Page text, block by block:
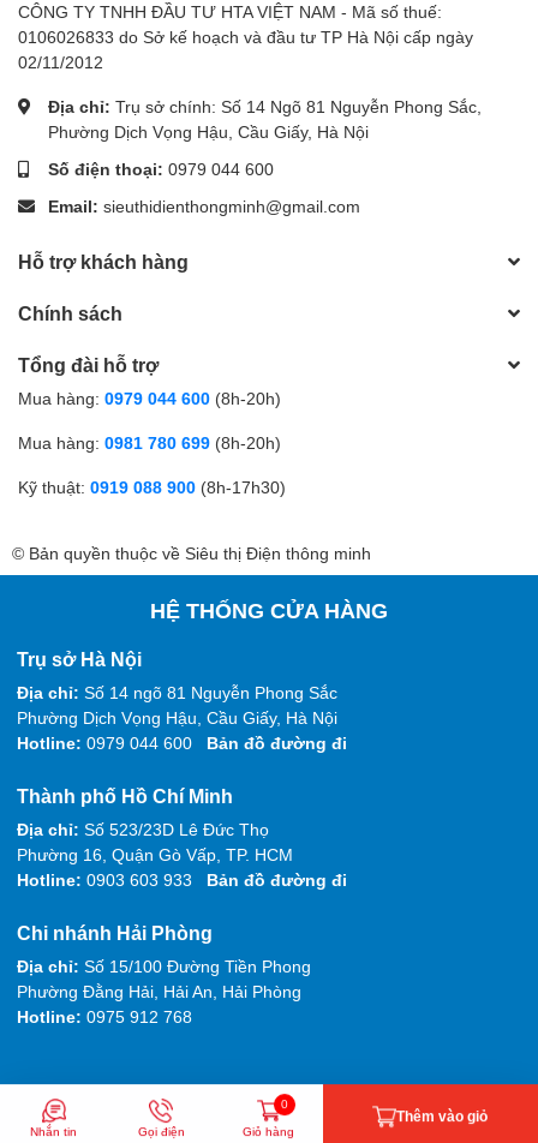
CÔNG TY TNHH ĐẦU TƯ HTA VIỆT NAM - Mã số thuế:
0106026833 do Sở kế hoạch và đầu tư TP Hà Nội cấp ngày
02/11/2012
Địa chỉ: Trụ sở chính: Số 14 Ngõ 81 Nguyễn Phong Sắc,
Phường Dịch Vọng Hậu, Cầu Giấy, Hà Nội
Số điện thoại: 0979 044 600
Email: sieuthidienthongminh@gmail.com
Hỗ trợ khách hàng
Chính sách
Tổng đài hỗ trợ
Mua hàng: 0979 044 600 (8h-20h)
Mua hàng: 0981 780 699 (8h-20h)
Kỹ thuật: 0919 088 900 (8h-17h30)
© Bản quyền thuộc về Siêu thị Điện thông minh
HỆ THỐNG CỬA HÀNG
Trụ sở Hà Nội
Địa chỉ: Số 14 ngõ 81 Nguyễn Phong Sắc
Phường Dịch Vọng Hậu, Cầu Giấy, Hà Nội
Hotline: 0979 044 600 Bản đồ đường đi
Thành phố Hồ Chí Minh
Địa chỉ: Số 523/23D Lê Đức Thọ
Phường 16, Quận Gò Vấp, TP. HCM
Hotline: 0903 603 933 Bản đồ đường đi
Chi nhánh Hải Phòng
Địa chỉ: Số 15/100 Đường Tiền Phong
Phường Đằng Hải, Hải An, Hải Phòng
Hotline: 0975 912 768
Nhắn tin Gọi điện
0
Giỏ hàng
Thêm vào giỏ